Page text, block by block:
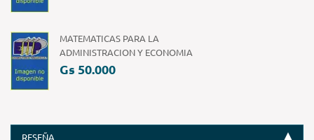
MATEMATICAS PARA LA
ADMINISTRACION Y ECONOMIA
Gs 50.000
RESEÑA